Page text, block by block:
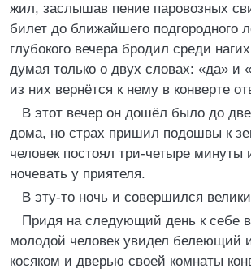
жил, заслышав пение паровозных
билет до ближайшего подгородного
глубокого вечера бродил среди
думая только о двух словах: «да» и
из них вернётся к нему в конверте
В этот вечер он дошёл было до
дома, но страх пришил подошвы к
человек постоял три-четыре
ночевать у приятеля.
В эту-то ночь и совершился
Придя на следующий день к себе в
молодой человек увидел белеющий
косяком и дверью своей комнаты